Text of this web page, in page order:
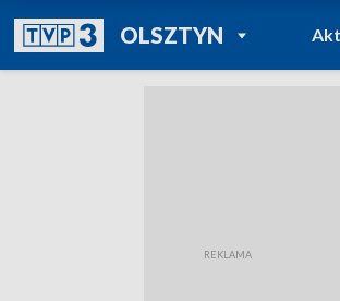
OLSZTYNPOWRÓT DO
TVP REGIONY